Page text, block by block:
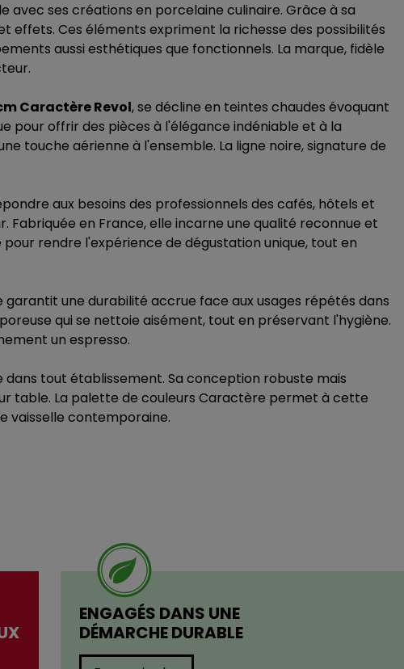
avec ses créations en porcelaine culinaire. Grâce à sa
effets. Ces éléments expriment la richesse des possibilités
aussi esthétiques que fonctionnels. La marque, fidèle
Caractère Revol, se décline en teintes chaudes évoquant
pour offrir des pièces à l'élégance indéniable et à la
touche aérienne à l'ensemble. La ligne noire, signature de
aux besoins des professionnels des cafés, hôtels et
en France, elle incarne une qualité reconnue et
rendre l'expérience de dégustation unique, tout en
une durabilité accrue face aux usages répétés dans
qui se nettoie aisément, tout en préservant l'hygiène.
un espresso.
tout établissement. Sa conception robuste mais
table. La palette de couleurs Caractère permet à cette
vaisselle contemporaine.
ENGAGÉS DANS UNE
DÉMARCHE DURABLE